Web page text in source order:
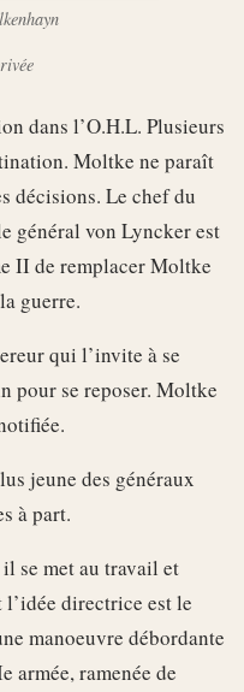
dans l’O.H.L. Plusieurs
Moltke ne paraît
décisions. Le chef du
général von Lyncker est
II de remplacer Moltke
guerre.
qui l’invite à se
pour se reposer. Moltke
jeune des généraux
à part.
se met au travail et
directrice est le
manoeuvre débordante
armée, ramenée de